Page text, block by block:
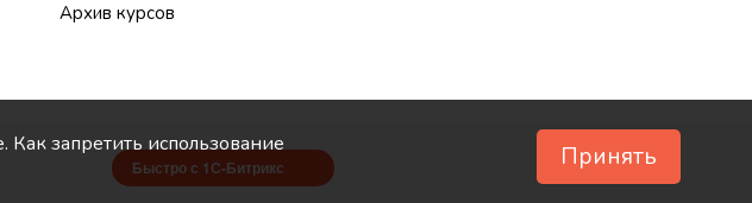
Как запретить использование
Принять
Архив курсов
Быстро с 1С-Битрикс